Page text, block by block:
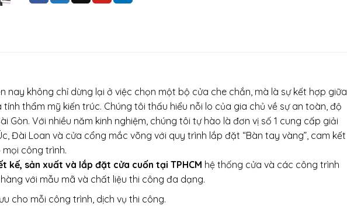
nay không chỉ dừng lại ở việc chọn một bộ cửa che chắn, mà là sự kết hợp giữa
thẩm mỹ kiến trúc. Chúng tôi thấu hiểu nỗi lo của gia chủ về sự an toàn, độ
Gòn. Với nhiều năm kinh nghiệm, chúng tôi tự hào là đơn vị số 1 cung cấp giải
Đài Loan và cửa cổng mắc võng với quy trình lắp đặt “Bàn tay vàng”, cam kết
công trình.
kế, sản xuất và lắp đặt cửa cuốn tại TPHCM hệ thống cửa và các công trình
với mẫu mã và chất liệu thi công đa dạng.
cho mỗi công trình, dịch vụ thi công.